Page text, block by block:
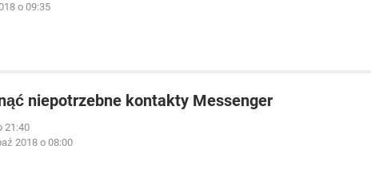
o 09:35
niepotrzebne kontakty Messenger
21:40
2018 o 08:00